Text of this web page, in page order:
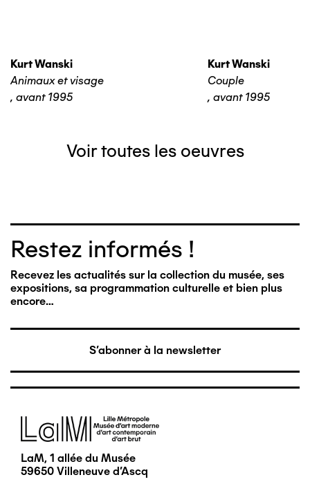
Kurt Wanski
Animaux et visage
, avant 1995
Kurt Wanski
Couple
, avant 1995
Voir toutes les oeuvres
Restez informés !
Recevez les actualités sur la collection du musée, ses
expositions, sa programmation culturelle et bien plus
encore…
S'abonner à la newsletter
Image
LaM, 1 allée du Musée
59650 Villeneuve d'Ascq